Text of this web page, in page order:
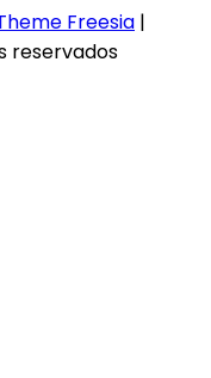
Freesia |
reservados